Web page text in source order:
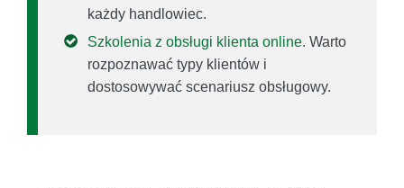
każdy handlowiec.
Szkolenia z obsługi klienta online. Warto
rozpoznawać typy klientów i
dostosowywać scenariusz obsługowy.